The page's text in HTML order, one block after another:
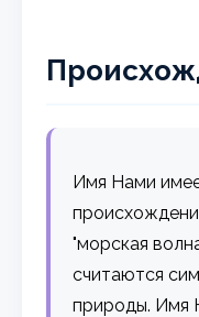
Имя Нами
"морская
считаются
природы. Имя